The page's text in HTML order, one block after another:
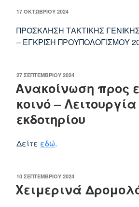
ΔΗΜΟΣΙΕΎΤΗΚΕ
17 ΟΚΤΩΒΡΊΟΥ 2024
ΠΡΟΣΚΛΗΣΗ ΤΑΚΤΙΚΗΣ
– ΕΓΚΡΙΣΗ ΠΡΟΥΠΟΛΟΓΙΣΜΟΥ
ΔΗΜΟΣΙΕΎΤΗΚΕ
27 ΣΕΠΤΕΜΒΡΊΟΥ 2024
Ανακοίνωση προς
κοινό –
εκδοτηρίου
Δείτε εδώ.
ΔΗΜΟΣΙΕΎΤΗΚΕ
10 ΣΕΠΤΕΜΒΡΊΟΥ 2024
Χειμερινά